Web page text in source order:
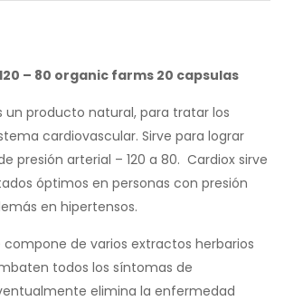
– 80 organic farms 20 capsulas
un producto natural, para tratar los
cardiovascular. Sirve para lograr
presión arterial – 120 a 80. Cardiox sirve
óptimos en personas con presión
en hipertensos.
compone de varios extractos herbarios
todos los síntomas de
elimina la enfermedad